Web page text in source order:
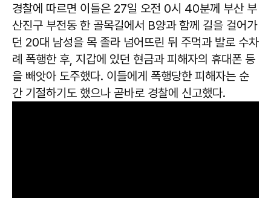
경찰에 따르면 이들은 27일 오전 0시 40분께 부산 부
산진구 부전동 한 골목길에서 B양과 함께 길을 걸어가
던 20대 남성을 목 졸라 넘어뜨린 뒤 주먹과 발로 수차
례 폭행한 후, 지갑에 있던 현금과 피해자의 휴대폰 등
을 빼앗아 도주했다. 이들에게 폭행당한 피해자는 순
간 기절하기도 했으나 곧바로 경찰에 신고했다.